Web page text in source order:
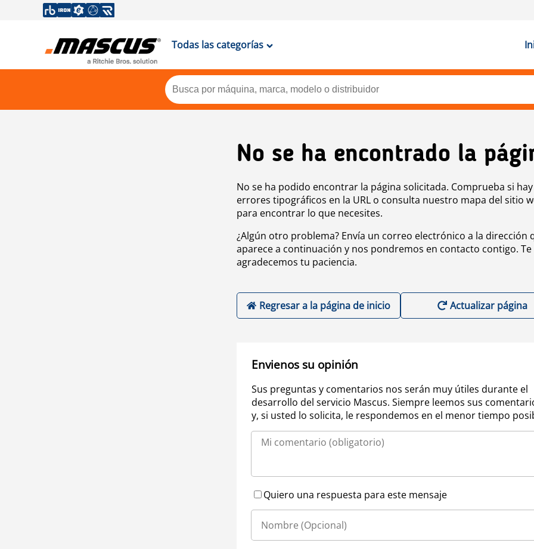
Todas las categorías
No se ha encontrado la
No se ha podido encontrar la página solicitada. Comprueba si hay
errores tipográficos en la URL o consulta nuestro mapa del sitio
para encontrar lo que necesites.
¿Algún otro problema? Envía un correo electrónico a la dirección
aparece a continuación y nos pondremos en contacto contigo. Te
agradecemos tu paciencia.
Regresar a la página de inicio Actualizar página
Envienos su opinión
Sus preguntas y comentarios nos serán muy útiles durante el
desarrollo del servicio Mascus. Siempre leemos sus
y, si usted lo solicita, le respondemos en el menor tiempo
Quiero una respuesta para este mensaje